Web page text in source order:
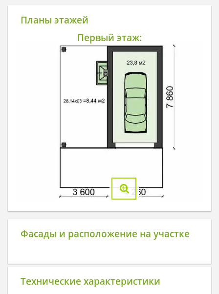
Планы этажей
Первый этаж:
Фасады и расположение на участке
Технические характеристики